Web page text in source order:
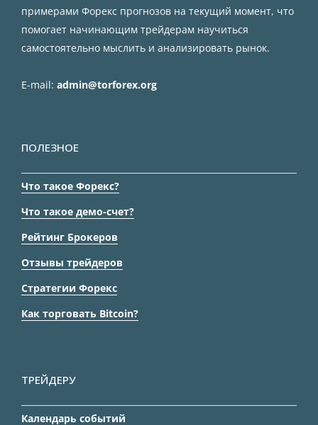
примерами Форекс прогнозов на текущий момент, что
помогает начинающим трейдерам научиться
самостоятельно мыслить и анализировать рынок.
E-mail: admin@torforex.org
ПОЛЕЗНОЕ
Что такое Форекс?
Что такое демо-счет?
Рейтинг Брокеров
Отзывы трейдеров
Стратегии Форекс
Как торговать Bitcoin?
ТРЕЙДЕРУ
Календарь событий